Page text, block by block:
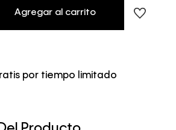
Agregar al carrito
por tiempo limitado